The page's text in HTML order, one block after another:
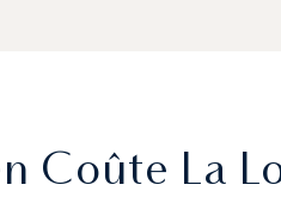
Coûte La